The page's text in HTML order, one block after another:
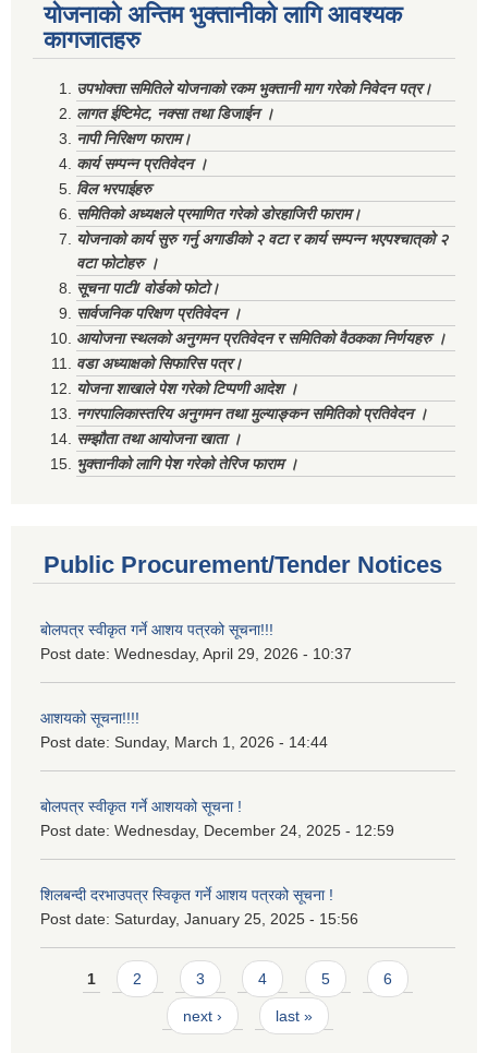
योजनाको अन्तिम भुक्तानीको लागि आवश्यक
कागजातहरु
उपभोक्ता समितिले योजनाको रकम भुक्तानी माग गरेको निवेदन पत्र।
लागत ईष्टिमेट, नक्सा तथा डिजाईन ।
नापी निरिक्षण फाराम।
कार्य सम्पन्न प्रतिवेदन ।
विल भरपाईहरु
समितिको अध्यक्षले प्रमाणित गरेको डोरहाजिरी फाराम।
योजनाको कार्य सुरु गर्नु अगाडीको २ वटा र कार्य सम्पन्न भएपश्चात्‌को २
वटा फोटोहरु ।
सूचना पाटी/ वोर्डको फोटो।
सार्वजनिक परिक्षण प्रतिवेदन ।
आयोजना स्थलको अनुगमन प्रतिवेदन र समितिको वैठकका निर्णयहरु ।
वडा अध्याक्षको सिफारिस पत्र।
योजना शाखाले पेश गरेको टिप्पणी आदेश ।
नगरपालिकास्तरिय अनुगमन तथा मुल्याङ्कन समितिको प्रतिवेदन ।
सम्झौता तथा आयोजना खाता ।
भुक्तानीको लागि पेश गरेको तेरिज फाराम ।
Public Procurement/Tender Notices
बोलपत्र स्वीकृत गर्ने आशय पत्रको सूचना!!!
Post date: Wednesday, April 29, 2026 - 10:37
आशयको सूचना!!!!
Post date: Sunday, March 1, 2026 - 14:44
बोलपत्र स्वीकृत गर्ने आशयको सूचना !
Post date: Wednesday, December 24, 2025 - 12:59
शिलबन्दी दरभाउपत्र स्विकृत गर्ने आशय पत्रको सूचना !
Post date: Saturday, January 25, 2025 - 15:56
Pages
1 2 3 4 5 6
next › last »